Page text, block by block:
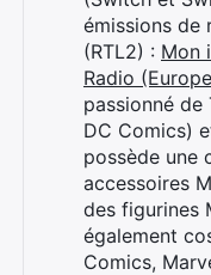
émissions de
(RTL2) : Mon
Radio
passionné de
DC Comics)
possède une
accessoires
des figurines
également
Comics,
Rechercher